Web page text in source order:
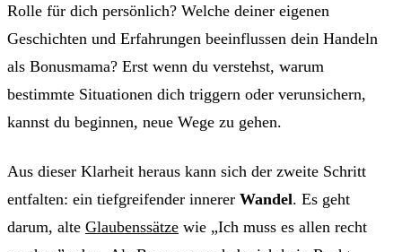
Rolle für dich persönlich? Welche deiner eigenen
Geschichten und Erfahrungen beeinflussen dein Handeln
als Bonusmama? Erst wenn du verstehst, warum
bestimmte Situationen dich triggern oder verunsichern,
kannst du beginnen, neue Wege zu gehen.
Aus dieser Klarheit heraus kann sich der zweite Schritt
entfalten: ein tiefgreifender innerer Wandel. Es geht
darum, alte Glaubenssätze wie „Ich muss es allen recht